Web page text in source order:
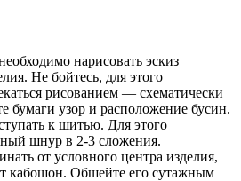
нарисовать эскиз
Не бойтесь, для этого
рисованием — схематически
бумаги узор и расположение бусин.
к шитью. Для этого
шнур в 2-3 сложения.
от условного центра изделия,
кабошон. Обшейте его сутажным